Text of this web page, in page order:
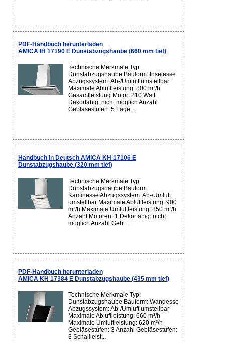
PDF-Handbuch herunterladen
AMICA IH 17190 E Dunstabzugshaube (660 mm tief)
Technische Merkmale Typ:
Dunstabzugshaube Bauform: Inselesse
Abzugssystem: Ab-/Umluft umstellbar
Maximale Abluftleistung: 800 m³/h
Gesamtleistung Motor: 210 Watt
Dekorfähig: nicht möglich Anzahl
Gebläsestufen: 5 Lage...
Handbuch in Deutsch AMICA KH 17106 E
Dunstabzugshaube (320 mm tief)
Technische Merkmale Typ:
Dunstabzugshaube Bauform:
Kaminesse Abzugssystem: Ab-/Umluft
umstellbar Maximale Abluftleistung: 900
m³/h Maximale Umluftleistung: 850 m³/h
Anzahl Motoren: 1 Dekorfähig: nicht
möglich Anzahl Gebl...
PDF-Handbuch herunterladen
AMICA KH 17384 E Dunstabzugshaube (435 mm tief)
Technische Merkmale Typ:
Dunstabzugshaube Bauform: Wandesse
Abzugssystem: Ab-/Umluft umstellbar
Maximale Abluftleistung: 660 m³/h
Maximale Umluftleistung: 620 m³/h
Gebläsestufen: 3 Anzahl Gebläsestufen:
3 Schallleist...